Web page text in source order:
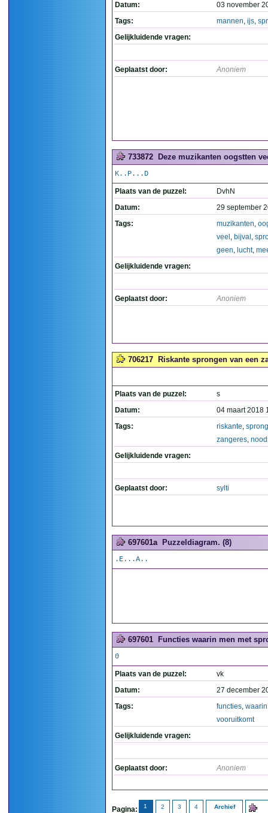
Datum:
03 november
Tags:
mannen, ijs,
Gelijkluidende vragen:
Geplaatst door: Anoniem
733872 Deze muzikanten oogstten
K..P...D
Plaats van de puzzel:
DvhN
Datum:
29 september
Tags:
muzikanten,
veel , bijval ,
geen, lucht,
Gelijkluidende vragen:
Geplaatst door: Anoniem
706217 Riskante sprongen van een
Plaats van de puzzel:
s
Datum:
04 maart 2018
Tags:
riskante,
zangeres,
Gelijkluidende vragen:
Geplaatst door: sylti
697601a Puzzeldiagram. (8)
.E...A..
697601 Functies waarin men met
0
Plaats van de puzzel:
vk
Datum:
27 december
Tags:
functies, waarin
vooruitkomt
Gelijkluidende vragen:
Geplaatst door: Anoniem
Pagina: 1 2 3 4 Archief